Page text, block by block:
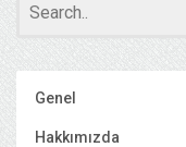
Genel
Hakkımızda